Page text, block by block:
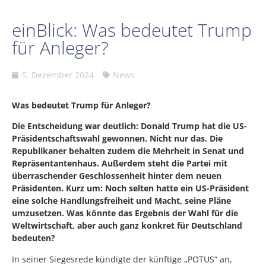
einBlick: Was bedeutet Trump
für Anleger?
5. Dezember 2024 News
Was bedeutet Trump für Anleger?
Die Entscheidung war deutlich: Donald Trump hat die US-
Präsidentschaftswahl gewonnen. Nicht nur das. Die
Republikaner behalten zudem die Mehrheit in Senat und
Repräsentantenhaus. Außerdem steht die Partei mit
überraschender Geschlossenheit hinter dem neuen
Präsidenten. Kurz um: Noch selten hatte ein US-Präsident
eine solche Handlungsfreiheit und Macht, seine Pläne
umzusetzen. Was könnte das Ergebnis der Wahl für die
Weltwirtschaft, aber auch ganz konkret für Deutschland
bedeuten?
In seiner Siegesrede kündigte der künftige „POTUS“ an,